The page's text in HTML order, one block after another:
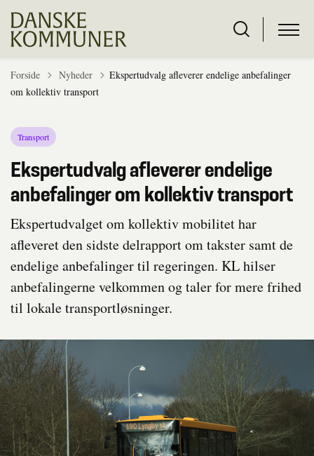
Forside Tilbage til
Nyheder
Ekspertudvalg afleverer endelige anbefalinger
om kollektiv transport
Transport
Ekspertudvalg afleverer endelige
anbefalinger om kollektiv transport
Ekspertudvalget om kollektiv mobilitet har
afleveret den sidste delrapport om takster samt de
endelige anbefalinger til regeringen. KL hilser
anbefalingerne velkommen og taler for mere frihed
til lokale transportløsninger.